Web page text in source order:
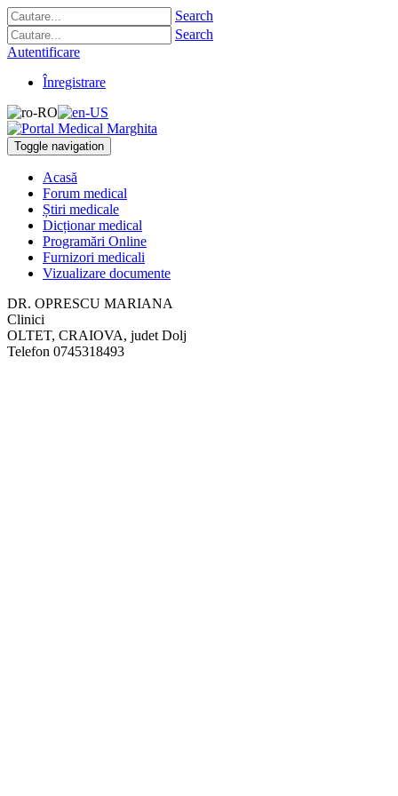
Search
Search
Autentificare
Înregistrare
Toggle navigation
Acasă
Forum medical
Știri medicale
Dicționar medical
Programări Online
Furnizori medicali
Vizualizare documente
DR. OPRESCU MARIANA
Clinici
OLTET, CRAIOVA, judet Dolj
Telefon 0745318493